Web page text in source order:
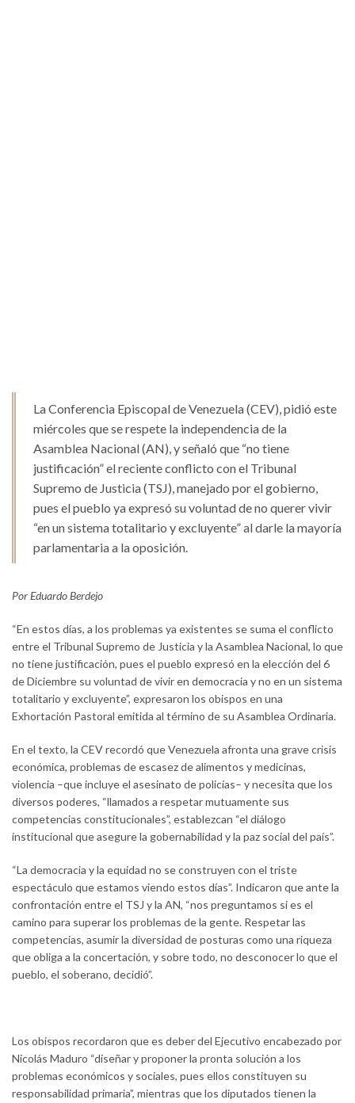
La Conferencia Episcopal de Venezuela (CEV), pidió este
miércoles que se respete la independencia de la
Asamblea Nacional (AN), y señaló que “no tiene
justificación” el reciente conflicto con el Tribunal
Supremo de Justicia (TSJ), manejado por el gobierno,
pues el pueblo ya expresó su voluntad de no querer vivir
“en un sistema totalitario y excluyente” al darle la mayoría
parlamentaria a la oposición.
Por Eduardo Berdejo
“En estos días, a los problemas ya existentes se suma el conflicto
entre el Tribunal Supremo de Justicia y la Asamblea Nacional, lo que
no tiene justificación, pues el pueblo expresó en la elección del 6
de Diciembre su voluntad de vivir en democracia y no en un sistema
totalitario y excluyente”, expresaron los obispos en una
Exhortación Pastoral emitida al término de su Asamblea Ordinaria.
En el texto, la CEV recordó que Venezuela afronta una grave crisis
económica, problemas de escasez de alimentos y medicinas,
violencia –que incluye el asesinato de policías– y necesita que los
diversos poderes, “llamados a respetar mutuamente sus
competencias constitucionales”, establezcan “el diálogo
institucional que asegure la gobernabilidad y la paz social del país”.
“La democracia y la equidad no se construyen con el triste
espectáculo que estamos viendo estos días”. Indicaron que ante la
confrontación entre el TSJ y la AN, “nos preguntamos si es el
camino para superar los problemas de la gente. Respetar las
competencias, asumir la diversidad de posturas como una riqueza
que obliga a la concertación, y sobre todo, no desconocer lo que el
pueblo, el soberano, decidió”.
Los obispos recordaron que es deber del Ejecutivo encabezado por
Nicolás Maduro “diseñar y proponer la pronta solución a los
problemas económicos y sociales, pues ellos constituyen su
responsabilidad primaria”, mientras que los diputados tienen la